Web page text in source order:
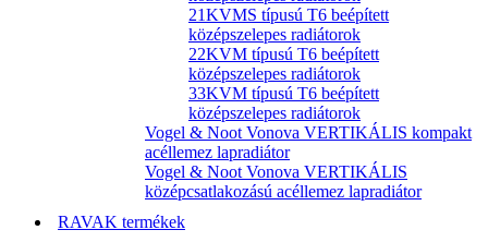
21KVMS típusú T6 beépített
középszelepes radiátorok
22KVM típusú T6 beépített
középszelepes radiátorok
33KVM típusú T6 beépített
középszelepes radiátorok
Vogel & Noot Vonova VERTIKÁLIS kompakt
acéllemez lapradiátor
Vogel & Noot Vonova VERTIKÁLIS
középcsatlakozású acéllemez lapradiátor
RAVAK termékek